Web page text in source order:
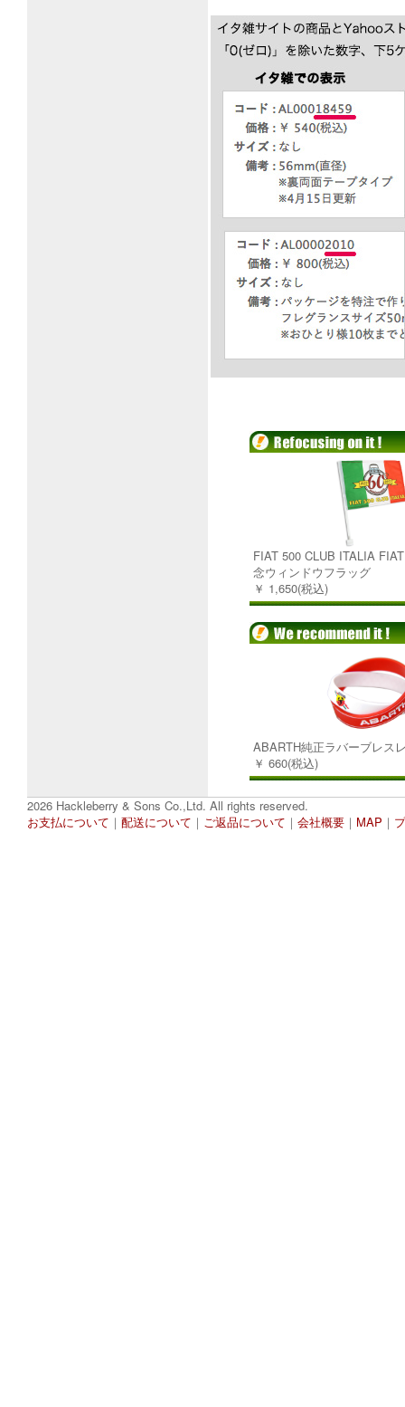
FIAT 500 CLUB ITALIA
念ウィンドウフラッグ
￥ 1,650(税込)
ABARTH純正ラバーブレス
￥ 660(税込)
2026 Hackleberry & Sons Co.,Ltd. All rights reserved.
お支払について ｜ 配送について ｜ ご返品について ｜ 会社概要 ｜ MAP ｜